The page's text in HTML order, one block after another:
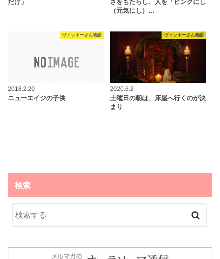
だけ」
さをもたらし、人を「ピンクにし
（元気にし）…
ヴィッキーさん物語
2018.2.20
ニューエイジの子供
ヴィッキーさん物語
2020.6.2
土曜日の朝は、床屋へ行くのが決
まり
検索